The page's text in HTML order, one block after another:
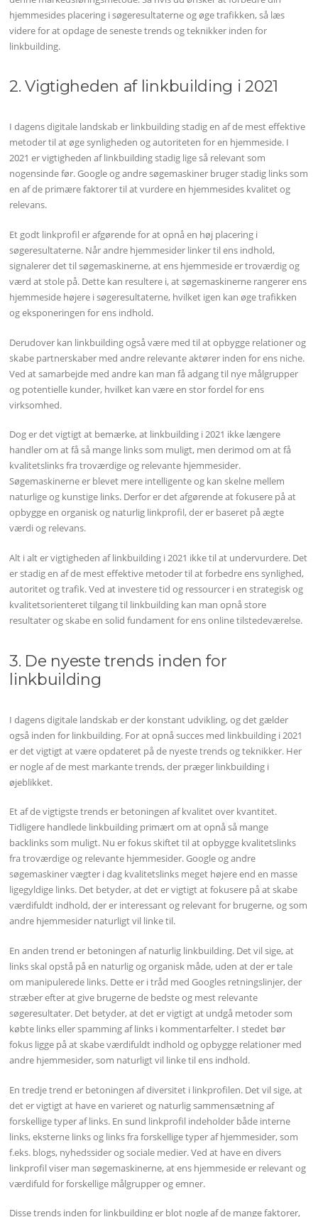
hjemmesides placering i søgeresultaterne og øge trafikken, så læs
videre for at opdage de seneste trends og teknikker inden for
linkbuilding.
2. Vigtigheden af linkbuilding i 2021
I dagens digitale landskab er linkbuilding stadig en af de mest effektive
metoder til at øge synligheden og autoriteten for en hjemmeside. I
2021 er vigtigheden af linkbuilding stadig lige så relevant som
nogensinde før. Google og andre søgemaskiner bruger stadig links som
en af de primære faktorer til at vurdere en hjemmesides kvalitet og
relevans.
Et godt linkprofil er afgørende for at opnå en høj placering i
søgeresultaterne. Når andre hjemmesider linker til ens indhold,
signalerer det til søgemaskinerne, at ens hjemmeside er troværdig og
værd at stole på. Dette kan resultere i, at søgemaskinerne rangerer ens
hjemmeside højere i søgeresultaterne, hvilket igen kan øge trafikken
og eksponeringen for ens indhold.
Derudover kan linkbuilding også være med til at opbygge relationer og
skabe partnerskaber med andre relevante aktører inden for ens niche.
Ved at samarbejde med andre kan man få adgang til nye målgrupper
og potentielle kunder, hvilket kan være en stor fordel for ens
virksomhed.
Dog er det vigtigt at bemærke, at linkbuilding i 2021 ikke længere
handler om at få så mange links som muligt, men derimod om at få
kvalitetslinks fra troværdige og relevante hjemmesider.
Søgemaskinerne er blevet mere intelligente og kan skelne mellem
naturlige og kunstige links. Derfor er det afgørende at fokusere på at
opbygge en organisk og naturlig linkprofil, der er baseret på ægte
værdi og relevans.
Alt i alt er vigtigheden af linkbuilding i 2021 ikke til at undervurdere. Det
er stadig en af de mest effektive metoder til at forbedre ens synlighed,
autoritet og trafik. Ved at investere tid og ressourcer i en strategisk og
kvalitetsorienteret tilgang til linkbuilding kan man opnå store
resultater og skabe en solid fundament for ens online tilstedeværelse.
3. De nyeste trends inden for
linkbuilding
I dagens digitale landskab er der konstant udvikling, og det gælder
også inden for linkbuilding. For at opnå succes med linkbuilding i 2021
er det vigtigt at være opdateret på de nyeste trends og teknikker. Her
er nogle af de mest markante trends, der præger linkbuilding i
øjeblikket.
Et af de vigtigste trends er betoningen af kvalitet over kvantitet.
Tidligere handlede linkbuilding primært om at opnå så mange
backlinks som muligt. Nu er fokus skiftet til at opbygge kvalitetslinks
fra troværdige og relevante hjemmesider. Google og andre
søgemaskiner vægter i dag kvalitetslinks meget højere end en masse
ligegyldige links. Det betyder, at det er vigtigt at fokusere på at skabe
værdifuldt indhold, der er interessant og relevant for brugerne, og som
andre hjemmesider naturligt vil linke til.
En anden trend er betoningen af naturlig linkbuilding. Det vil sige, at
links skal opstå på en naturlig og organisk måde, uden at der er tale
om manipulerede links. Dette er i tråd med Googles retningslinjer, der
stræber efter at give brugerne de bedste og mest relevante
søgeresultater. Det betyder, at det er vigtigt at undgå metoder som
købte links eller spamming af links i kommentarfelter. I stedet bør
fokus ligge på at skabe værdifuldt indhold og opbygge relationer med
andre hjemmesider, som naturligt vil linke til ens indhold.
En tredje trend er betoningen af diversitet i linkprofilen. Det vil sige, at
det er vigtigt at have en varieret og naturlig sammensætning af
forskellige typer af links. En sund linkprofil indeholder både interne
links, eksterne links og links fra forskellige typer af hjemmesider, som
f.eks. blogs, nyhedssider og sociale medier. Ved at have en divers
linkprofil viser man søgemaskinerne, at ens hjemmeside er relevant og
værdifuld for forskellige målgrupper og emner.
Disse trends inden for linkbuilding er blot nogle af de mange faktorer,